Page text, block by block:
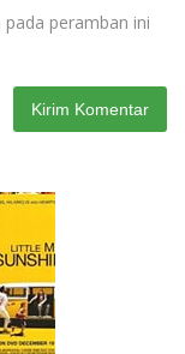
peramban ini